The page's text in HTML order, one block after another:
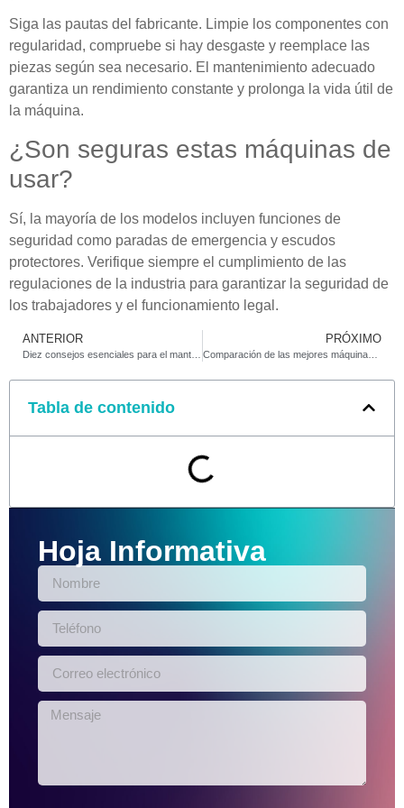
Siga las pautas del fabricante. Limpie los componentes con
regularidad, compruebe si hay desgaste y reemplace las
piezas según sea necesario. El mantenimiento adecuado
garantiza un rendimiento constante y prolonga la vida útil de
la máquina.
¿Son seguras estas máquinas de
usar?
Sí, la mayoría de los modelos incluyen funciones de
seguridad como paradas de emergencia y escudos
protectores. Verifique siempre el cumplimiento de las
regulaciones de la industria para garantizar la seguridad de
los trabajadores y el funcionamiento legal.
ANTERIOR PRÓXIMO
Comparación de las mejores máquinas para fabricar encendedores en 2025
Tabla de contenido
Hoja Informativa